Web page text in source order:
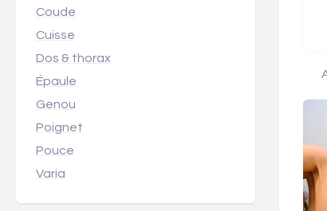
Coude
Cuisse
Dos & thorax
Épaule
Genou
Poignet
Pouce
Varia